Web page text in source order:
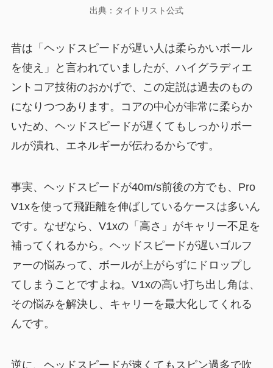
出典：タイトリスト公式
昔は「ヘッドスピードが遅い人は柔らかいボール
を使え」と言われていましたが、ハイグラディエ
ントコア技術のおかげで、この定説は過去のもの
になりつつあります。コアの中心が非常に柔らか
いため、ヘッドスピードが遅くてもしっかりボー
ルが潰れ、エネルギーが伝わるからです。
事実、ヘッドスピードが40m/s前後の方でも、Pro
V1xを使って飛距離を伸ばしているケースは多いん
です。なぜなら、V1xの「高さ」がキャリー不足を
補ってくれるから。ヘッドスピードが遅いゴルフ
ァーの悩みって、ボールが上がらずにドロップし
てしまうことですよね。V1xの高い打ち出し角は、
その悩みを解決し、キャリーを最大化してくれる
んです。
逆に、ヘッドスピードが速くてもスピン過多で吹